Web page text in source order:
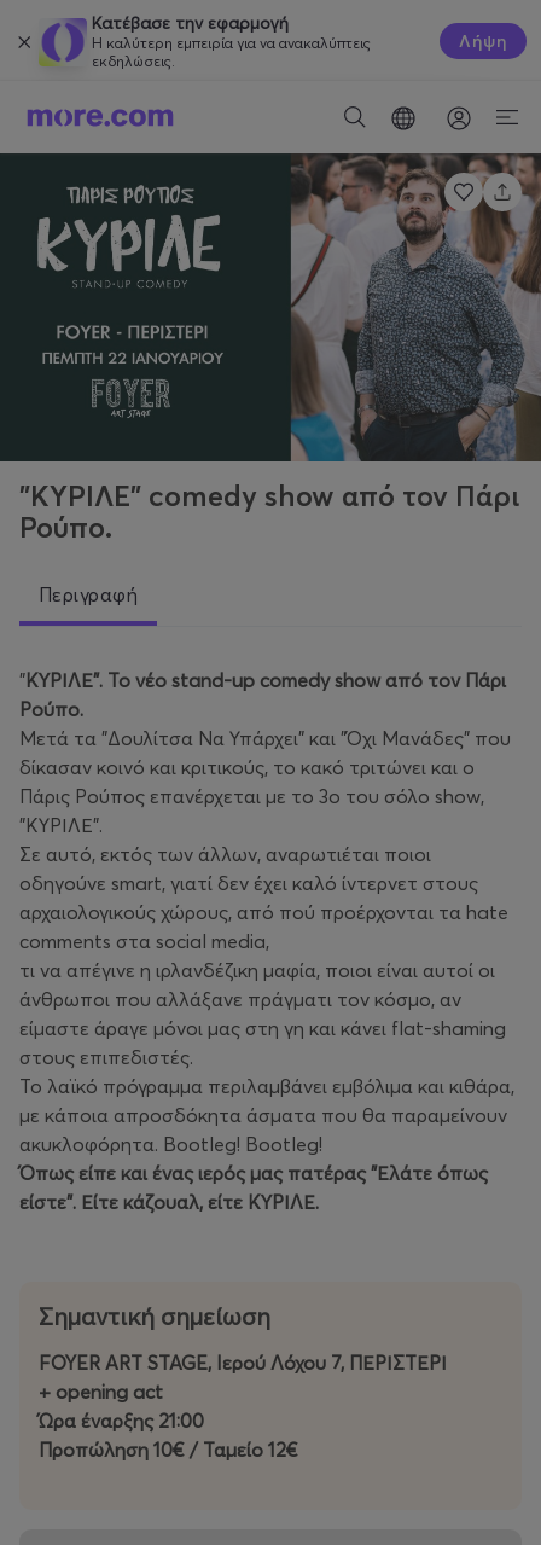
Κατέβασε την εφαρμογή
Η καλύτερη εμπειρία για να ανακαλύπτεις
εκδηλώσεις.
Λήψη
"ΚΥΡΙΛΕ" comedy show από τον Πάρι
Ρούπο.
Περιγραφή
"ΚΥΡΙΛΕ". Το νέο stand-up comedy show από τον Πάρι
Ρούπο.
Μετά τα "Δουλίτσα Να Υπάρχει" και "Όχι Μανάδες" που
δίκασαν κοινό και κριτικούς, το κακό τριτώνει και ο
Πάρις Ρούπος επανέρχεται με το 3ο του σόλο show,
"ΚΥΡΙΛΕ".
Σε αυτό, εκτός των άλλων, αναρωτιέται ποιοι
οδηγούνε smart, γιατί δεν έχει καλό ίντερνετ στους
αρχαιολογικούς χώρους, από πού προέρχονται τα hate
comments στα social media,
τι να απέγινε η ιρλανδέζικη μαφία, ποιοι είναι αυτοί οι
άνθρωποι που αλλάξανε πράγματι τον κόσμο, αν
είμαστε άραγε μόνοι μας στη γη και κάνει flat-shaming
στους επιπεδιστές.
Το λαϊκό πρόγραμμα περιλαμβάνει εμβόλιμα και κιθάρα,
με κάποια απροσδόκητα άσματα που θα παραμείνουν
ακυκλοφόρητα. Bootleg! Bootleg!
Όπως είπε και ένας ιερός μας πατέρας "Ελάτε όπως
είστε". Είτε κάζουαλ, είτε ΚΥΡΙΛΕ.
Σημαντική σημείωση
FOYER ART STAGE, Iερού Λόχου 7, ΠΕΡΙΣΤΕΡΙ
+ οpening act
Ώρα έναρξης 21:00
Προπώληση 10€ / Ταμείο 12€